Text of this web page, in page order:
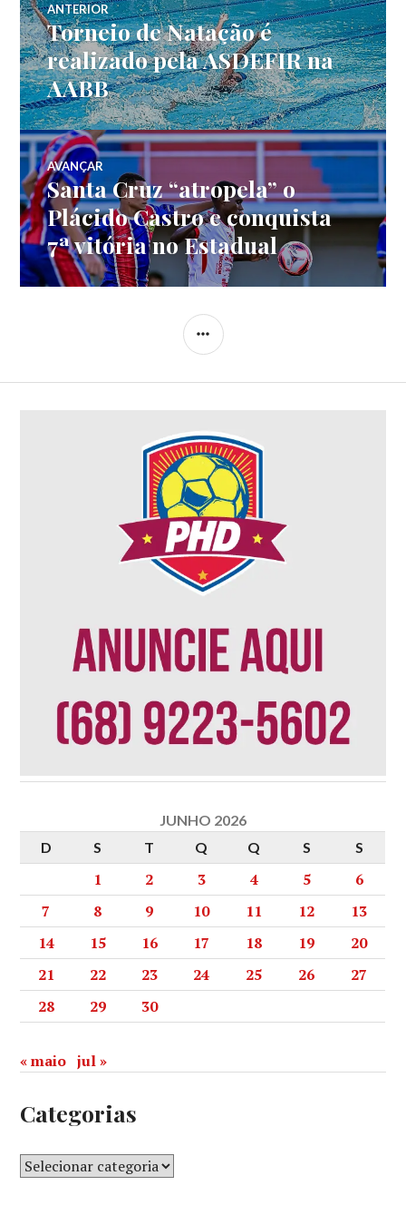
ANTERIOR
Torneio de Natação é
realizado pela ASDEFIR na
AABB
AVANÇAR
Santa Cruz “atropela” o
Plácido Castro e conquista
7ª vitória no Estadual
JUNHO 2026
D
S T Q Q S S
1 2 3 4 5
6
7
8 9 10 11 12
13
14
15 16 17 18 19
20
21
22 23 24 25 26
27
28
29 30
« maio jul »
Categorias